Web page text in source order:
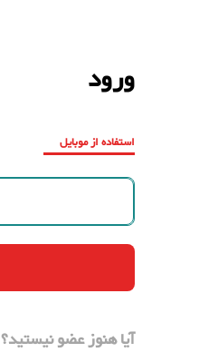
ورود
استفاده از موبایل
آیا هنوز عضو نیستید؟